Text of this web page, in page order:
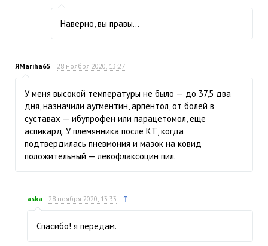
Наверно, вы правы…
ЯMariha65 28 ноября 2020, 13:27
У меня высокой температуры не было — до 37,5 два
дня, назначили аугментин, арпентол, от болей в
суставах — ибупрофен или парацетомол, еще
аспикард. У племянника после КТ, когда
подтвердилась пневмония и мазок на ковид
положительный — левофлаксоцин пил.
aska 28 ноября 2020, 13:33 ↑
Спасибо! я передам.